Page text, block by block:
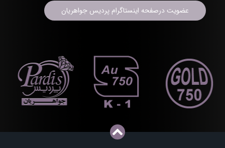
عضویت درصفحه اینستاگرام پردیس جواهریان